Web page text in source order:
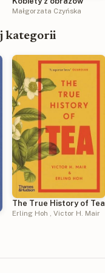
Małgorzata Czyńska
kategorii
The True History of Tea
Erling Hoh ,Victor H. Mair